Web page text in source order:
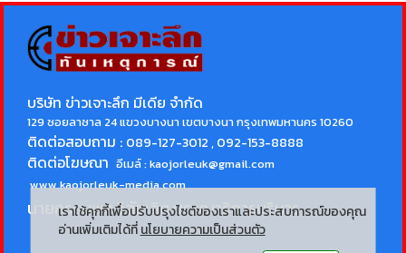
บริษัท ข่าวเจาะลึก มีเดีย จำกัด
129 ซอยลาซาล 24 แขวงบางนา เขตบางนา กรุงเทพมหานคร 10260
ติดต่อสอบถาม : 089-127-3012 , 092-153-8888
ติดต่อโฆษณา อีเมล์ :kaojorleuk@gmail.com
www.kaojorleuk-media.com
นายกรธนพล วิลัยเลิศบรรณาธิการบริหาร
เราใช้คุกกี้เพื่อปรับปรุงไซต์ของเราและประสบการณ์ของคุณ
อ่านเพิ่มเติมได้ที่ นโยบายความเป็นส่วนตัว